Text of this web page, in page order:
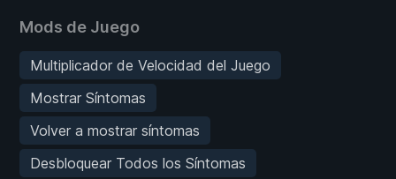
Mods de Juego
Multiplicador de Velocidad del Juego
Mostrar Síntomas
Volver a mostrar síntomas
Desbloquear Todos los Síntomas